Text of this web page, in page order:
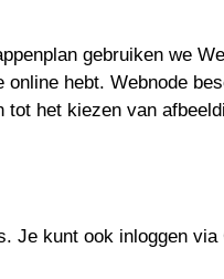
gebruiken we
hebt. Webnode
het kiezen van
Je kunt ook inloggen